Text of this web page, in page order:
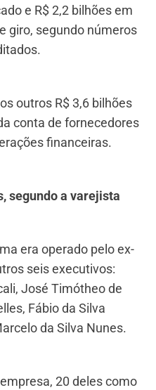
e R$ 2,2 bilhões em
giro, segundo números
outros R$ 3,6 bilhões
conta de fornecedores
financeiras.
segundo a varejista
era operado pelo ex-
seis executivos:
José Timótheo de
Fábio da Silva
da Silva Nunes.
20 deles como